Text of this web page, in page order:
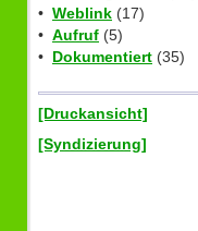
• Weblink (17)
• Aufruf (5)
• Dokumentiert (35)
[Druckansicht]
[Syndizierung]